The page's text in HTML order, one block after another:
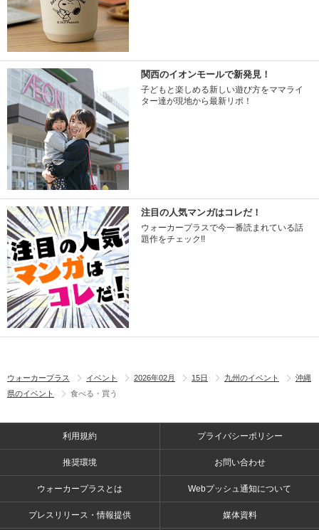
関西のイオンモールで新発見！
子どもと楽しめる新しい遊び方をママライ
ター達が現地から最新リポ！
注目の人気マンガはコレだ！
ウォーカープラスで今一番読まれている話
題作をチェック!!
ウォーカープラス イベント 2026年02月 15日 九州のイベント
沖縄
県のイベント
食べる・買う
利用規約 プライバシーポリシー
推奨環境 お問い合わせ
ウォーカープラスとは Webプッシュ通知について
プレスリリース・情報提供 媒体資料